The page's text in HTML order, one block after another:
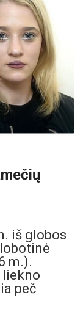
iš globos
m.).
liekno
peč